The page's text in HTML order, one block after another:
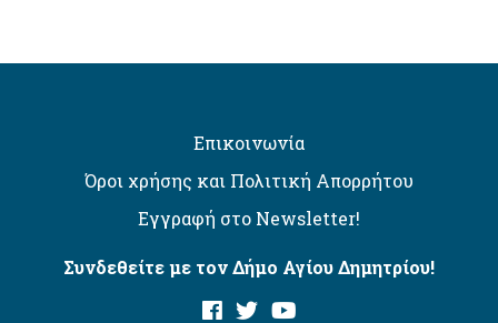
Επικοινωνία
Όροι χρήσης και Πολιτική Απορρήτου
Εγγραφή στο Newsletter!
Συνδεθείτε με τον Δήμο Αγίου Δημητρίου!